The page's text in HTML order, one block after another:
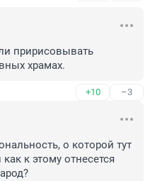
пририсовывать
храмах.
+10 –3
о которой тут
к этому отнесется